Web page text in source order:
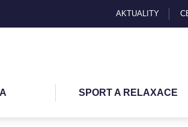
AKTUALITY
SPORT A RELAXACE